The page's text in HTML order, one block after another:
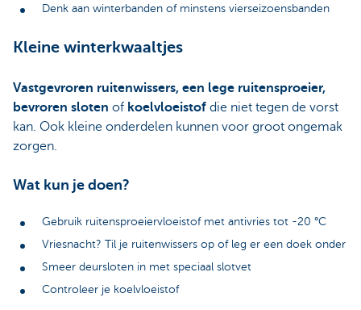
Denk aan winterbanden of minstens vierseizoensbanden
Kleine winterkwaaltjes
Vastgevroren ruitenwissers, een lege ruitensproeier,
bevroren sloten of koelvloeistof die niet tegen de vorst
kan. Ook kleine onderdelen kunnen voor groot ongemak
zorgen.
Wat kun je doen?
Gebruik ruitensproeiervloeistof met antivries tot -20 °C
Vriesnacht? Til je ruitenwissers op of leg er een doek onder
Smeer deursloten in met speciaal slotvet
Controleer je koelvloeistof